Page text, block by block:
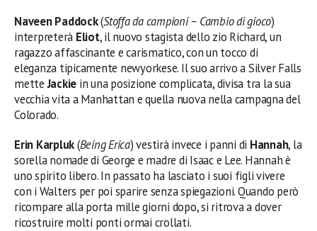
Naveen Paddock(Stoffa da campioni – Cambio di gioco)
interpreterà Eliot, il nuovo stagista dello zio Richard, un
ragazzo affascinante e carismatico, con un tocco di
eleganza tipicamente newyorkese. Il suo arrivo a Silver Falls
metteJackie in una posizione complicata, divisa tra la sua
vecchia vita a Manhattan e quella nuova nella campagna del
Colorado.
Erin Karpluk(Being Erica) vestirà invece i panni di Hannah, la
sorella nomade di George e madre di Isaac e Lee. Hannah è
uno spirito libero. In passato ha lasciato i suoi figli vivere
con i Walters per poi sparire senza spiegazioni. Quando però
ricompare alla porta mille giorni dopo, si ritrova a dover
ricostruire molti ponti ormai crollati.